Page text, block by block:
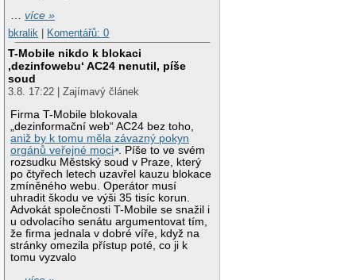
…více »
bkralik | Komentářů: 0
T-Mobile nikdo k blokaci
‚dezinfowebu‘ AC24 nenutil, píše
soud
3.8. 17:22 | Zajímavý článek
Firma T-Mobile blokovala
„dezinformační web“ AC24 bez toho,
aniž by k tomu měla závazný pokyn
orgánů veřejné moci
. Píše to ve svém
rozsudku Městský soud v Praze, který
po čtyřech letech uzavřel kauzu blokace
zmíněného webu. Operátor musí
uhradit škodu ve výši 35 tisíc korun.
Advokát společnosti T-Mobile se snažil i
u odvolacího senátu argumentovat tím,
že firma jednala v dobré víře, když na
stránky omezila přístup poté, co ji k
tomu vyzvalo